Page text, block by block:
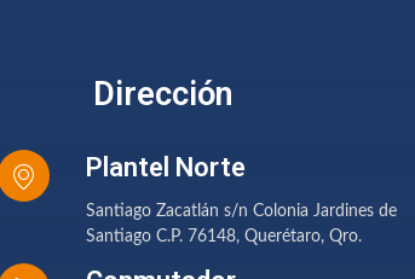
Dirección
Plantel Norte
Santiago Zacatlán s/n Colonia Jardines de
Santiago C.P. 76148, Querétaro, Qro.